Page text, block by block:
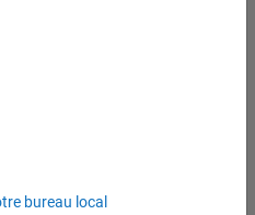
bureau local